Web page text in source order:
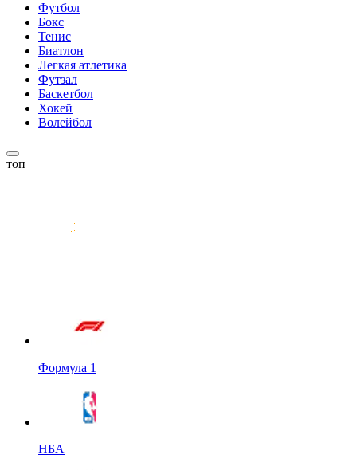
Футбол
Бокс
Тенис
Биатлон
Легкая атлетика
Футзал
Баскетбол
Хокей
Волейбол
топ
Формула 1
НБА